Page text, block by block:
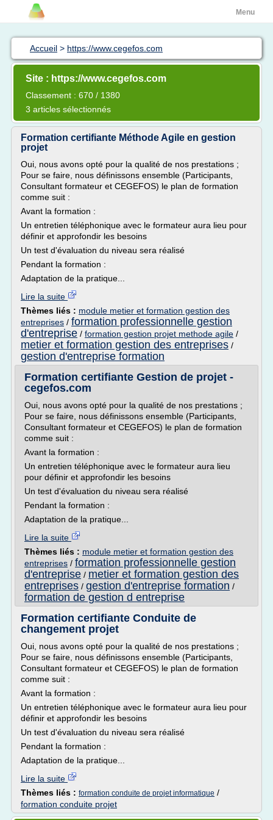
Menu
Accueil > https://www.cegefos.com
Site : https://www.cegefos.com
Classement : 670 / 1380
3 articles sélectionnés
Formation certifiante Méthode Agile en gestion
projet
Oui, nous avons opté pour la qualité de nos prestations ;
Pour se faire, nous définissons ensemble (Participants,
Consultant formateur et CEGEFOS) le plan de formation
comme suit :
Avant la formation :
Un entretien téléphonique avec le formateur aura lieu pour
définir et approfondir les besoins
Un test d'évaluation du niveau sera réalisé
Pendant la formation :
Adaptation de la pratique...
Lire la suite
Thèmes liés : module metier et formation gestion des
entreprises / formation professionnelle gestion
d'entreprise / formation gestion projet methode agile /
metier et formation gestion des entreprises /
gestion d'entreprise formation
Formation certifiante Gestion de projet -
cegefos.com
Oui, nous avons opté pour la qualité de nos prestations ;
Pour se faire, nous définissons ensemble (Participants,
Consultant formateur et CEGEFOS) le plan de formation
comme suit :
Avant la formation :
Un entretien téléphonique avec le formateur aura lieu
pour définir et approfondir les besoins
Un test d'évaluation du niveau sera réalisé
Pendant la formation :
Adaptation de la pratique...
Lire la suite
Thèmes liés : module metier et formation gestion des
entreprises / formation professionnelle gestion
d'entreprise / metier et formation gestion des
entreprises / gestion d'entreprise formation /
formation de gestion d entreprise
Formation certifiante Conduite de
changement projet
Oui, nous avons opté pour la qualité de nos prestations ;
Pour se faire, nous définissons ensemble (Participants,
Consultant formateur et CEGEFOS) le plan de formation
comme suit :
Avant la formation :
Un entretien téléphonique avec le formateur aura lieu pour
définir et approfondir les besoins
Un test d'évaluation du niveau sera réalisé
Pendant la formation :
Adaptation de la pratique...
Lire la suite
Thèmes liés : formation conduite de projet informatique /
formation conduite projet